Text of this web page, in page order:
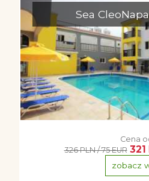
Sea
Cena
326 PLN / 75 EUR 321
zobacz